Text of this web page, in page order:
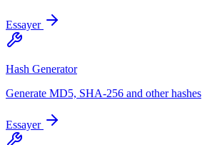
Essayer
Hash Generator
Generate MD5, SHA-256 and other hashes
Essayer